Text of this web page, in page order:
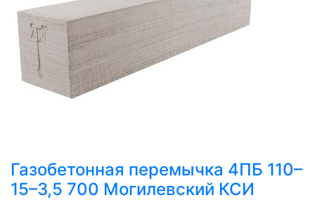
Газобетонная перемычка 4ПБ 110–
15–3,5 700 Могилевский КСИ